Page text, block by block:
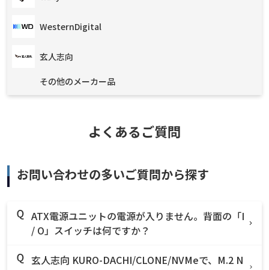
WesternDigital
玄人志向
その他のメーカー品
よくあるご質問
お問い合わせの多いご質問から探す
ATX電源ユニットの電源が入りません。背面の「I
/ O」スイッチは何ですか？
玄人志向 KURO-DACHI/CLONE/NVMeで、M.2 N